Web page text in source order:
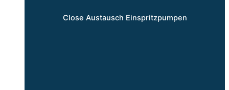
Close Austausch Einspritzpumpen